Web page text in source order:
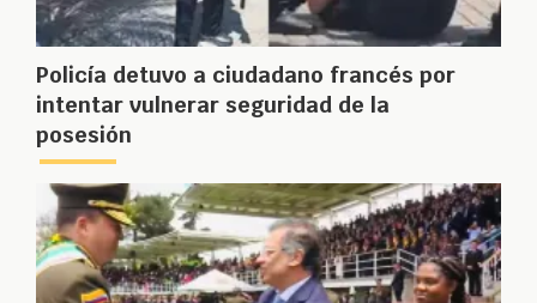
Policía detuvo a ciudadano francés por
intentar vulnerar seguridad de la
posesión